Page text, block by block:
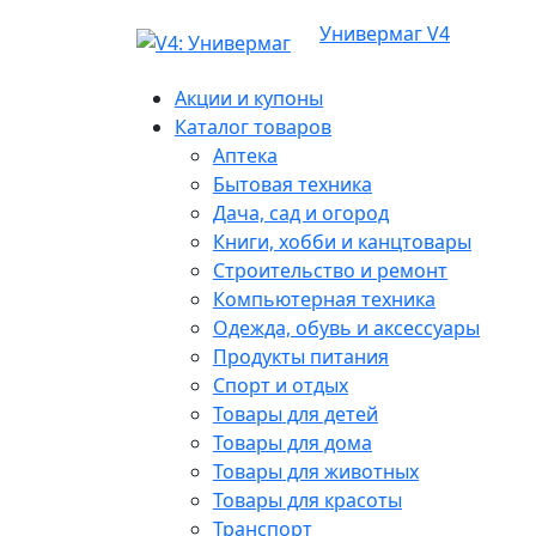
Универмаг V4
Акции и купоны
Каталог товаров
Аптека
Бытовая техника
Дача, сад и огород
Книги, хобби и канцтовары
Строительство и ремонт
Компьютерная техника
Одежда, обувь и аксессуары
Продукты питания
Спорт и отдых
Товары для детей
Товары для дома
Товары для животных
Товары для красоты
Транспорт